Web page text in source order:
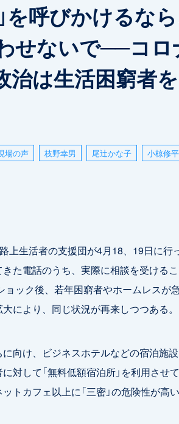
を呼びかけるなら
せないで──コロ
治は生活困窮者
場の声 枝野幸男 尾辻󠄀かな子 小椋修平
上生活者の支援団が4月18、19日に行
きた電話のうち、実際に相談を受ける
ック後、若年困窮者やホームレスが
により、同じ状況が再来しつつある。
向け、ビジネスホテルなどの宿泊施
対して「無料低額宿泊所」を利用させ
トカフェ以上に「三密」の危険性が高い